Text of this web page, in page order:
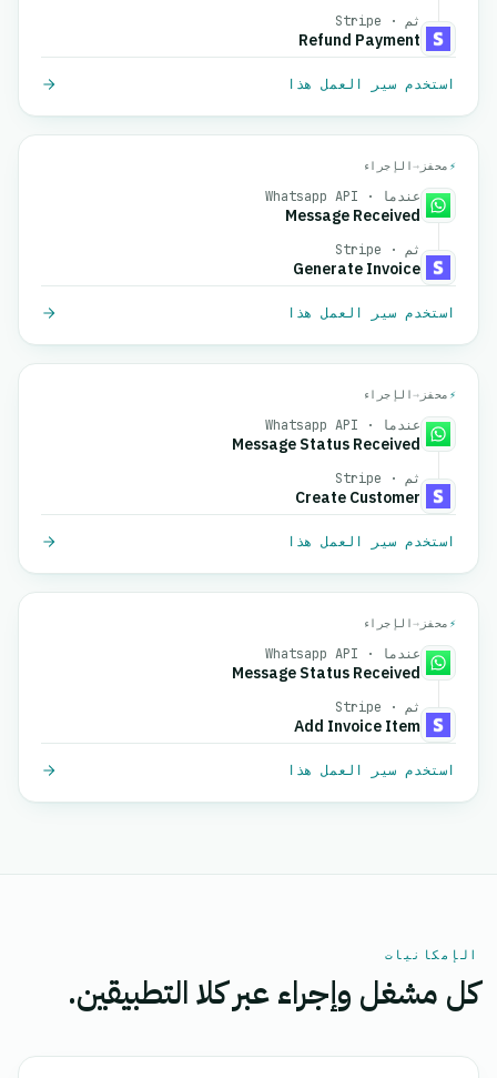
ثم · Stripe
Refund Payment
استخدم سير العمل هذا
⚡ محفز →الإجراء
عندما · Whatsapp API
Message Received
ثم · Stripe
Generate Invoice
استخدم سير العمل هذا
⚡ محفز →الإجراء
عندما · Whatsapp API
Message Status Received
ثم · Stripe
Create Customer
استخدم سير العمل هذا
⚡ محفز →الإجراء
عندما · Whatsapp API
Message Status Received
ثم · Stripe
Add Invoice Item
استخدم سير العمل هذا
الإمكانيات
كل مشغل وإجراء عبر كلا التطبيقين.